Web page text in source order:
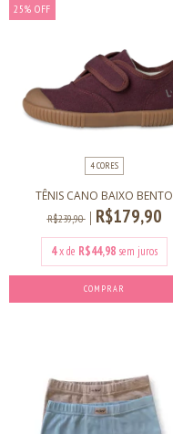
25% OFF
4 CORES
TÊNIS CANO BAIXO BENTO
R$239,90 R$179,90
4x de R$44,98 sem juros
COMPRAR